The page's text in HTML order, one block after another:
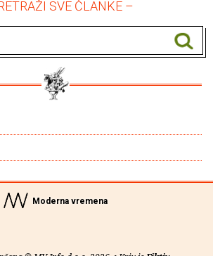
SVE ČLANKE –
Moderna vremena